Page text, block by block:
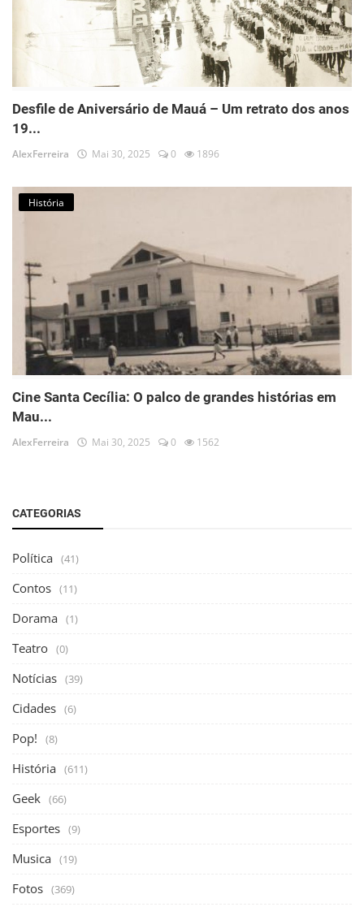
Desfile de Aniversário de Mauá – Um retrato dos anos
19...
AlexFerreira Mai 30, 2025 0 1896
História
Cine Santa Cecília: O palco de grandes histórias em
Mau...
AlexFerreira Mai 30, 2025 0 1562
CATEGORIAS
Política (41)
Contos (11)
Dorama (1)
Teatro (0)
Notícias (39)
Cidades (6)
Pop! (8)
História (611)
Geek (66)
Esportes (9)
Musica (19)
Fotos (369)